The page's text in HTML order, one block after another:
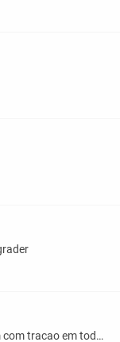
Motoniveladora 160m/160m com tracao em todas as ro